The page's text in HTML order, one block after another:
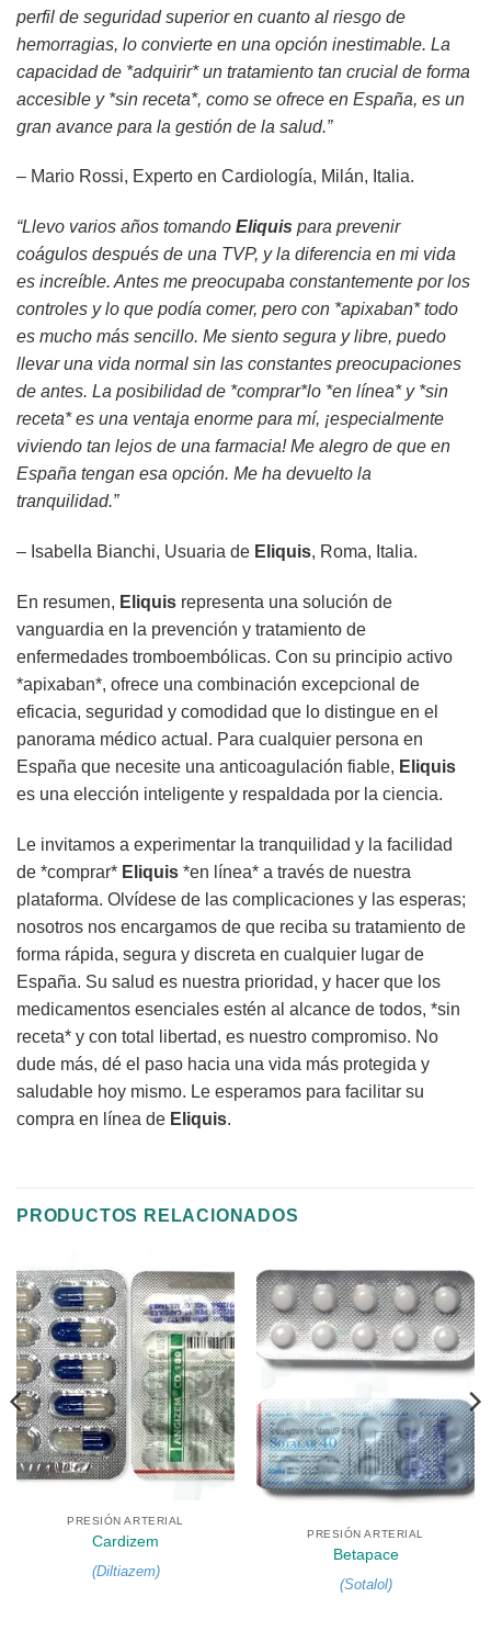
perfil de seguridad superior en cuanto al riesgo de
hemorragias, lo convierte en una opción inestimable. La
capacidad de *adquirir* un tratamiento tan crucial de forma
accesible y *sin receta*, como se ofrece en España, es un
gran avance para la gestión de la salud.”
– Mario Rossi, Experto en Cardiología, Milán, Italia.
“Llevo varios años tomando Eliquis para prevenir
coágulos después de una TVP, y la diferencia en mi vida
es increíble. Antes me preocupaba constantemente por los
controles y lo que podía comer, pero con *apixaban* todo
es mucho más sencillo. Me siento segura y libre, puedo
llevar una vida normal sin las constantes preocupaciones
de antes. La posibilidad de *comprar*lo *en línea* y *sin
receta* es una ventaja enorme para mí, ¡especialmente
viviendo tan lejos de una farmacia! Me alegro de que en
España tengan esa opción. Me ha devuelto la
tranquilidad.”
– Isabella Bianchi, Usuaria de Eliquis, Roma, Italia.
En resumen, Eliquis representa una solución de
vanguardia en la prevención y tratamiento de
enfermedades tromboembólicas. Con su principio activo
*apixaban*, ofrece una combinación excepcional de
eficacia, seguridad y comodidad que lo distingue en el
panorama médico actual. Para cualquier persona en
España que necesite una anticoagulación fiable, Eliquis
es una elección inteligente y respaldada por la ciencia.
Le invitamos a experimentar la tranquilidad y la facilidad
de *comprar* Eliquis *en línea* a través de nuestra
plataforma. Olvídese de las complicaciones y las esperas;
nosotros nos encargamos de que reciba su tratamiento de
forma rápida, segura y discreta en cualquier lugar de
España. Su salud es nuestra prioridad, y hacer que los
medicamentos esenciales estén al alcance de todos, *sin
receta* y con total libertad, es nuestro compromiso. No
dude más, dé el paso hacia una vida más protegida y
saludable hoy mismo. Le esperamos para facilitar su
compra en línea de Eliquis.
PRODUCTOS RELACIONADOS
PRESIÓN ARTERIAL
Cardizem
(Diltiazem)
PRESIÓN ARTERIAL
Betapace
(Sotalol)